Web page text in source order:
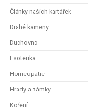
Články našich kartářek
Drahé kameny
Duchovno
Esoterika
Homeopatie
Hrady a zámky
Koření